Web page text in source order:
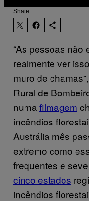
Share:
“As pessoas não
realmente ver
muro de
Rural de
numa filmagem
incêndios
Austrália mês
extremo como
frequentes e
cinco estados
incêndios